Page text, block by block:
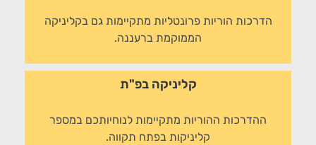
הדרכות הוריות פרונטליות מתקיימות גם בקליניקה
הממוקמת ברעננה.
קליניקה בפ"ת
ההדרכות ההוריות מתקיימות לנוחיותכם במספר
קליניקות בפתח תקווה.